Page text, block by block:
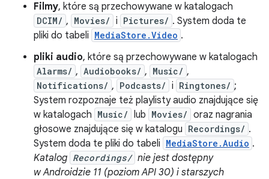
Filmy, które są przechowywane w katalogach
DCIM/ , Movies/ i Pictures/ . System doda te
pliki do tabeli MediaStore.Video .
pliki audio, które są przechowywane w katalogach
Alarms/ , Audiobooks/ , Music/ ,
Notifications/ , Podcasts/ i Ringtones/ ;
System rozpoznaje też playlisty audio znajdujące się
w katalogach Music/ lub Movies/ oraz nagrania
głosowe znajdujące się w katalogu Recordings/ .
System doda te pliki do tabeli MediaStore.Audio .
Katalog Recordings/ nie jest dostępny
w Androidzie 11 (poziom API 30) i starszych